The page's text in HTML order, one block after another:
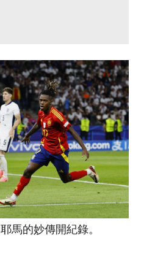
馬的妙傳開紀錄。